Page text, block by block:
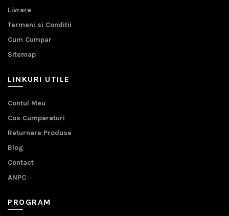
Livrare
Termeni si Conditii
Cum Cumpar
Sitemap
LINKURI UTILE
Contul Meu
Cos Cumparaturi
Returnare Produse
Blog
Contact
ANPC
PROGRAM